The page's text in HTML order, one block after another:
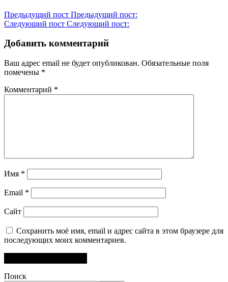
Предыдущий пост Предыдущий пост:
Следующий пост Следующий пост:
Добавить комментарий
Ваш адрес email не будет опубликован. Обязательные поля
помечены *
Комментарий *
Имя *
Email *
Сайт
Сохранить моё имя, email и адрес сайта в этом браузере для
последующих моих комментариев.
Поиск